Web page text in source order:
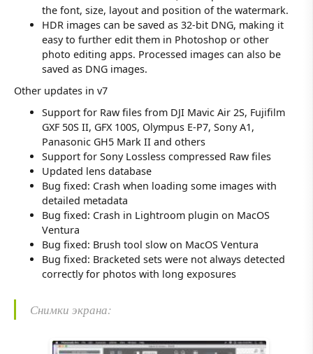
the font, size, layout and position of the watermark.
HDR images can be saved as 32-bit DNG, making it
easy to further edit them in Photoshop or other
photo editing apps. Processed images can also be
saved as DNG images.
Other updates in v7
Support for Raw files from DJI Mavic Air 2S, Fujifilm
GXF 50S II, GFX 100S, Olympus E-P7, Sony A1,
Panasonic GH5 Mark II and others
Support for Sony Lossless compressed Raw files
Updated lens database
Bug fixed: Crash when loading some images with
detailed metadata
Bug fixed: Crash in Lightroom plugin on MacOS
Ventura
Bug fixed: Brush tool slow on MacOS Ventura
Bug fixed: Bracketed sets were not always detected
correctly for photos with long exposures
Снимки экрана: